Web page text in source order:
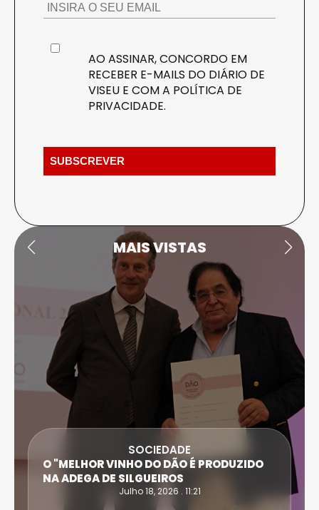
AO ASSINAR, CONCORDO EM
RECEBER E-MAILS DO DIÁRIO DE
VISEU E COM A POLÍTICA DE
PRIVACIDADE.
MAIS VISTAS
SOCIEDADE
O "MELHOR VINHO DO DÃO É PRODUZIDO
NA ADEGA DE SILGUEIROS
Julho 18, 2026 . 11:21